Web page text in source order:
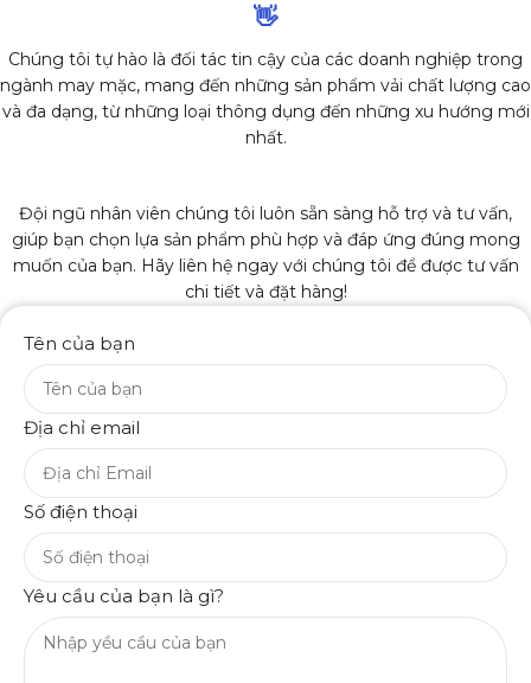
👋
Chúng tôi tự hào là đối tác tin cậy của các doanh nghiệp trong
ngành may mặc, mang đến những sản phẩm vải chất lượng cao
và đa dạng, từ những loại thông dụng đến những xu hướng mới
nhất.
Đội ngũ nhân viên chúng tôi luôn sẵn sàng hỗ trợ và tư vấn,
giúp bạn chọn lựa sản phẩm phù hợp và đáp ứng đúng mong
muốn của bạn. Hãy liên hệ ngay với chúng tôi để được tư vấn
chi tiết và đặt hàng!
Tên của bạn
Địa chỉ email
Số điện thoại
Yêu cầu của bạn là gì?